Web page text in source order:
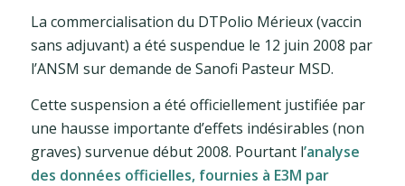
La commercialisation du DTPolio Mérieux (vaccin
sans adjuvant) a été suspendue le 12 juin 2008 par
l’ANSM sur demande de Sanofi Pasteur MSD.
Cette suspension a été officiellement justifiée par
une hausse importante d’effets indésirables (non
graves) survenue début 2008. Pourtant l’analyse
des données officielles, fournies à E3M par